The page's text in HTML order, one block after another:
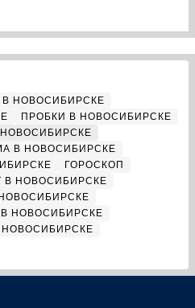
НОВОСИБИРСКЕ
ПРОБКИ В НОВОСИБИРСКЕ
В НОВОСИБИРСКЕ
ГОРОСКОП
В НОВОСИБИРСКЕ
НОВОСИБИРСКЕ
НОВОСИБИРСКЕ